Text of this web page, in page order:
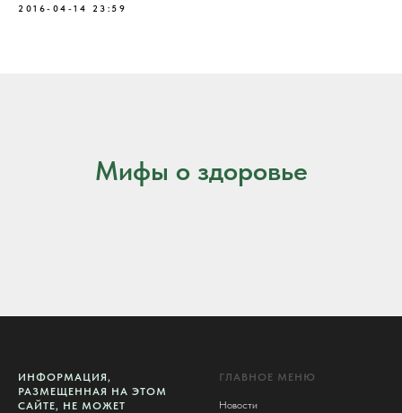
2016-04-14 23:59
Мифы о здоровье
ИНФОРМАЦИЯ,
РАЗМЕЩЕННАЯ НА ЭТОМ
САЙТЕ, НЕ МОЖЕТ
ГЛАВНОЕ МЕНЮ
Новости